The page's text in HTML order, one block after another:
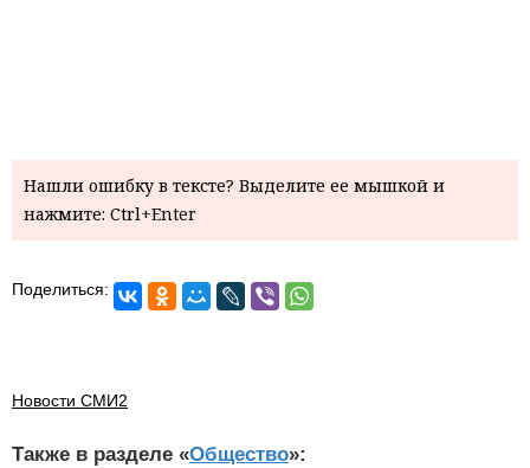
Нашли ошибку в тексте? Выделите ее мышкой и
нажмите: Ctrl+Enter
Поделиться:
Новости СМИ2
Также в разделе «Общество»: